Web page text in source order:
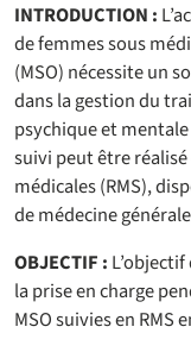
INTRODUCTION :
de femmes sous
(MSO) nécessite un
dans la gestion du
psychique et
suivi peut être
médicales (RMS),
de médecine
OBJECTIF :
la prise en charge
MSO suivies en RMS